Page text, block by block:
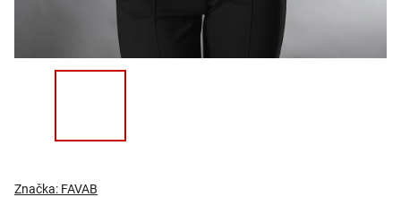
Značka: FAVAB